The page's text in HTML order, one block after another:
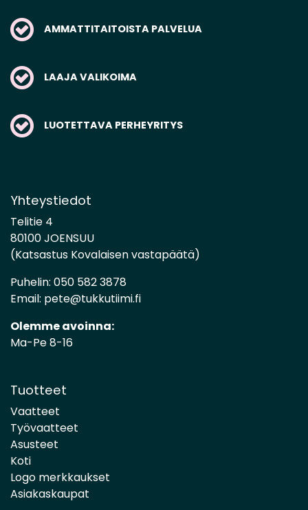
AMMATTITAITOISTA PALVELUA
LAAJA VALIKOIMA
LUOTETTAVA PERHEYRITYS
Yhteystiedot
Telitie 4
80100 JOENSUU
(Katsastus Kovalaisen vastapäätä)
Puhelin: 050 582 3878
Email: pete@tukkutiimi.fi
Olemme avoinna:
Ma-Pe 8-16
Tuotteet
Vaatteet
Työvaatteet
Asusteet
Koti
Logo merkkaukset
Asiakaskaupat